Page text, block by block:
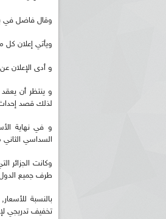
وقال فاضل في
ويأتي إعلان كل
و أدى الإعلان عن
لذلك قصد
و في نهاية
السداسي الثاني من 2020 مع رفع الحجر الصحي في
وكانت الجزائر
طرف جميع الدول الـ 23 الموقعة على
تخفيف تدريجي